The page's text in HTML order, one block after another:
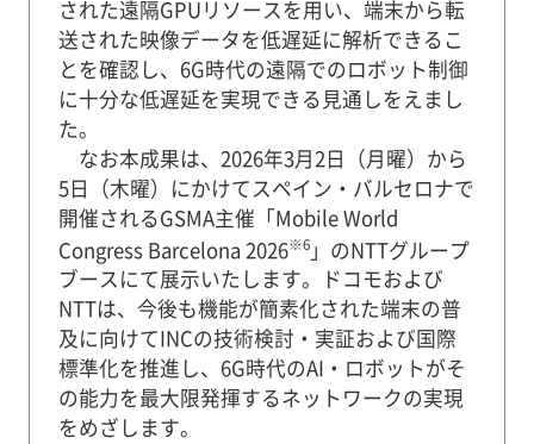
された遠隔GPUリソースを用い、端末から転
送された映像データを低遅延に解析できるこ
とを確認し、6G時代の遠隔でのロボット制御
に十分な低遅延を実現できる見通しをえまし
た。
なお本成果は、2026年3月2日（月曜）から
5日（木曜）にかけてスペイン・バルセロナで
開催されるGSMA主催「Mobile World
Congress Barcelona 2026※6」のNTTグループ
ブースにて展示いたします。ドコモおよび
NTTは、今後も機能が簡素化された端末の普
及に向けてINCの技術検討・実証および国際
標準化を推進し、6G時代のAI・ロボットがそ
の能力を最大限発揮するネットワークの実現
をめざします。